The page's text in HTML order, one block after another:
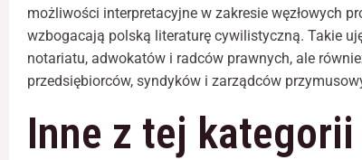
możliwości interpretacyjne w zakresie węzłowych
wzbogacają polską literaturę cywilistyczną. Takie
notariatu, adwokatów i radców prawnych, ale
przedsiębiorców, syndyków i zarządców
Inne z tej kategorii